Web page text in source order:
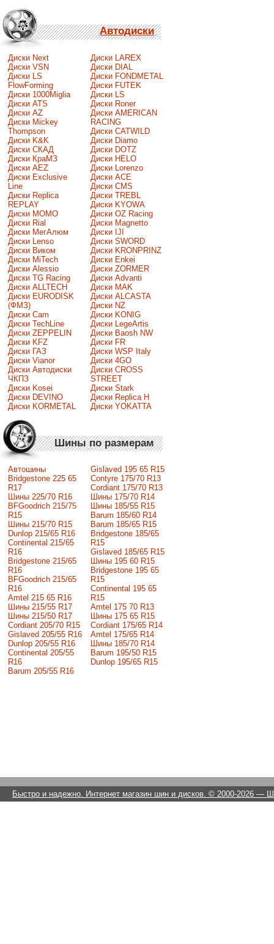
Автодиски
Диски Next
Диски VSN
Диски LS
FlowForming
Диски 1000Miglia
Диски ATS
Диски AZ
Диски Mickey
Thompson
Диски K&K
Диски СКАД
Диски КраМЗ
Диски AEZ
Диски Exclusive
Line
Диски Replica
REPLAY
Диски MOMO
Диски Rial
Диски МегАлюм
Диски Lenso
Диски Виком
Диски MiTech
Диски Alessio
Диски TG Racing
Диски ALLTECH
Диски EURODISK
(ФМЗ)
Диски Cam
Диски TechLine
Диски ZEPPELIN
Диски KFZ
Диски ГАЗ
Диски Vianor
Диски Автодиски
ЧКПЗ
Диски Kosei
Диски DEVINO
Диски KORMETAL
Диски LAREX
Диски DIAL
Диски FONDMETAL
Диски FUTEK
Диски LS
Диски Roner
Диски AMERICAN
RACING
Диски CATWILD
Диски Diamo
Диски DOTZ
Диски HELO
Диски Lorenzo
Диски ACE
Диски CMS
Диски TREBL
Диски KYOWA
Диски OZ Racing
Диски Magnetto
Диски IJI
Диски SWORD
Диски KRONPRINZ
Диски Enkei
Диски ZORMER
Диски Advanti
Диски MAK
Диски ALCASTA
Диски NZ
Диски KONIG
Диски LegeArtis
Диски Baosh NW
Диски FR
Диски WSP Italy
Диски 4GO
Диски CROSS
STREET
Диски Stark
Диски Replica H
Диски YOKATTA
Шины по размерам
Автошины
Bridgestone 225 65
R17
Шины 225/70 R16
BFGoodrich 215/75
R15
Шины 215/70 R15
Dunlop 215/65 R16
Continental 215/65
R16
Bridgestone 215/65
R16
BFGoodrich 215/65
R16
Amtel 215 65 R16
Шины 215/55 R17
Шины 215/50 R17
Сordiant 205/70 R15
Gislaved 205/55 R16
Dunlop 205/55 R16
Continental 205/55
R16
Barum 205/55 R16
Gislaved 195 65 R15
Contyre 175/70 R13
Cordiant 175/70 R13
Шины 175/70 R14
Шины 185/55 R15
Barum 185/60 R14
Barum 185/65 R15
Bridgestone 185/65
R15
Gislaved 185/65 R15
Шины 195 60 R15
Bridgestone 195 65
R15
Continental 195 65
R15
Amtel 175 70 R13
Шины 175 65 R15
Cordiant 175/65 R14
Amtel 175/65 R14
Шины 185/70 R14
Barum 195/50 R15
Dunlop 195/65 R15
Быстро и надежно. Интернет магазин шин и дисков. © 2000-2026 —